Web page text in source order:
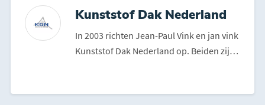
Kunststof Dak Nederland
In 2003 richten Jean-Paul Vink en jan vink
Kunststof Dak Nederland op. Beiden zijn